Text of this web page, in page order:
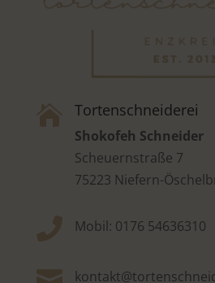
 Tortenschneiderei
Shokofeh Schneider
Scheuernstraße 7
75223 Niefern-
 Mobil: 0176 54636310